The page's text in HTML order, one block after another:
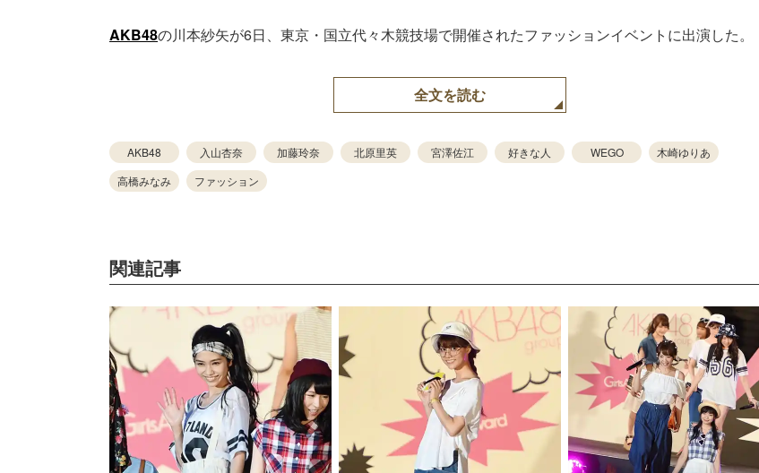
AKB48の川本紗矢が6日、東京・国立代々木競技場で開催されたファッションイベントに出演した。
全文を読む
AKB48 入山杏奈 加藤玲奈 北原里英 宮澤佐江 好きな人 WEGO
木崎ゆりあ
高橋みなみ
ファッション
関連記事